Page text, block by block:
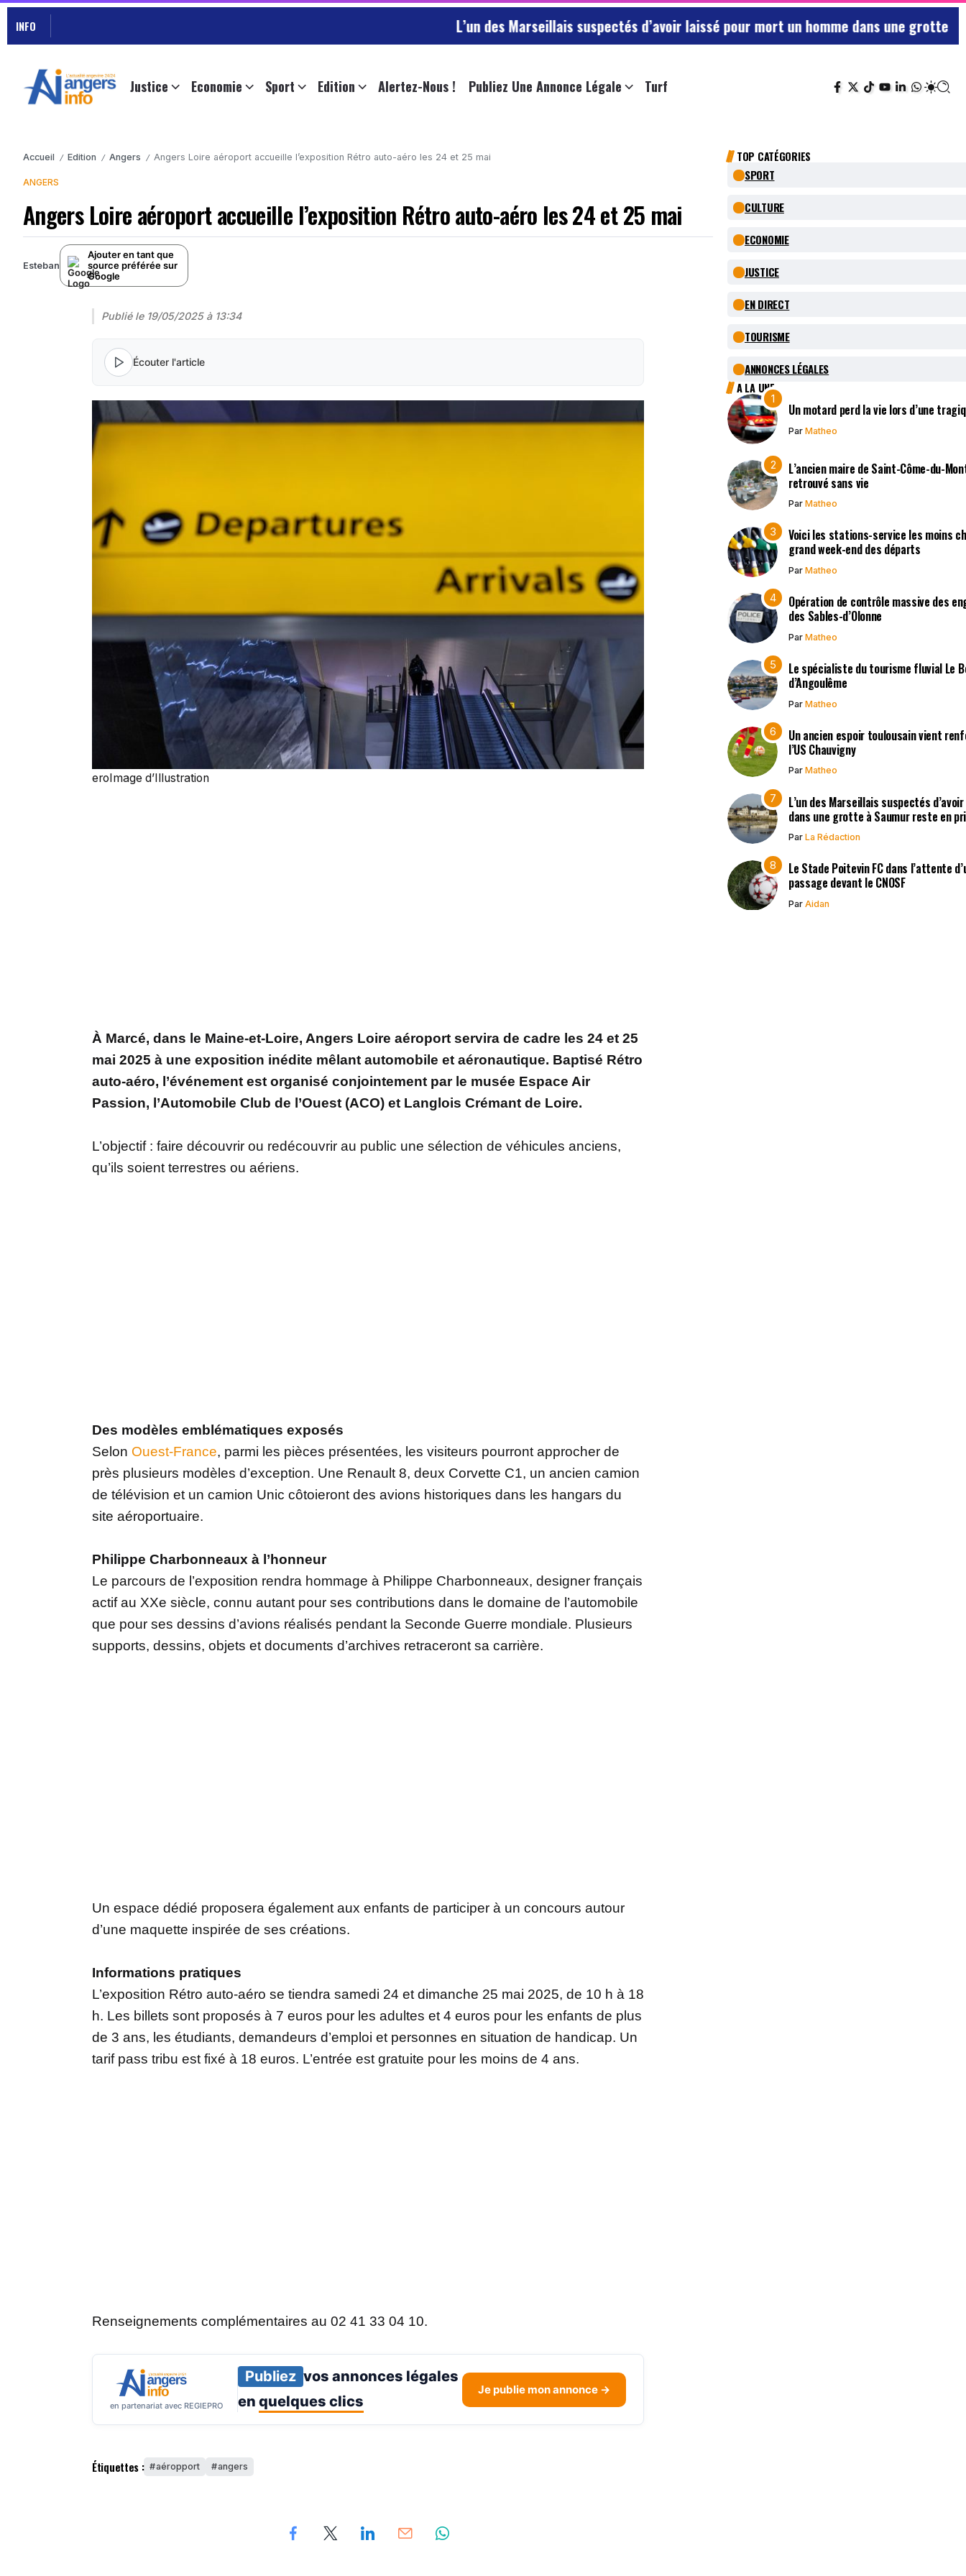
INFO L’un des Marseillais suspectés d’avoir laissé pour mort un homme dans une grotte à Saumur
Justice Economie Sport Edition Alertez-Nous ! Publiez Une Annonce Légale Turf
Accueil / Edition / Angers / Angers Loire aéroport accueille l’exposition Rétro auto-aéro les 24 et 25 mai
ANGERS
Angers Loire aéroport accueille l’exposition Rétro auto-aéro les 24 et 25 mai
Esteban
Ajouter en tant que
source préférée sur
Google
Publié le 19/05/2025 à 13:34
Écouter l'article
eroImage d’Illustration
À Marcé, dans le Maine-et-Loire, Angers Loire aéroport servira de cadre les 24 et 25
mai 2025 à une exposition inédite mêlant automobile et aéronautique. Baptisé Rétro
auto-aéro, l’événement est organisé conjointement par le musée Espace Air
Passion, l’Automobile Club de l’Ouest (ACO) et Langlois Crémant de Loire.
L’objectif : faire découvrir ou redécouvrir au public une sélection de véhicules anciens,
qu’ils soient terrestres ou aériens.
Des modèles emblématiques exposés
Selon Ouest-France, parmi les pièces présentées, les visiteurs pourront approcher de
près plusieurs modèles d’exception. Une Renault 8, deux Corvette C1, un ancien camion
de télévision et un camion Unic côtoieront des avions historiques dans les hangars du
site aéroportuaire.
Philippe Charbonneaux à l’honneur
Le parcours de l’exposition rendra hommage à Philippe Charbonneaux, designer français
actif au XXe siècle, connu autant pour ses contributions dans le domaine de l’automobile
que pour ses dessins d’avions réalisés pendant la Seconde Guerre mondiale. Plusieurs
supports, dessins, objets et documents d’archives retraceront sa carrière.
Un espace dédié proposera également aux enfants de participer à un concours autour
d’une maquette inspirée de ses créations.
Informations pratiques
L’exposition Rétro auto-aéro se tiendra samedi 24 et dimanche 25 mai 2025, de 10 h à 18
h. Les billets sont proposés à 7 euros pour les adultes et 4 euros pour les enfants de plus
de 3 ans, les étudiants, demandeurs d’emploi et personnes en situation de handicap. Un
tarif pass tribu est fixé à 18 euros. L’entrée est gratuite pour les moins de 4 ans.
Renseignements complémentaires au 02 41 33 04 10.
en partenariat avec REGIEPRO
Publiez vos annonces légales
en quelques clics
Je publie mon annonce →
Étiquettes : aéropport angers
TOP CATÉGORIES
SPORT
CULTURE
ECONOMIE
JUSTICE
EN DIRECT
TOURISME
ANNONCES LÉGALES
A LA UNE
Un motard perd la vie lors d’une
Par Matheo
L’ancien maire de Saint-Côme-du-
retrouvé sans vie
Par Matheo
Voici les stations-service les moins
grand week-end des départs
Par Matheo
Opération de contrôle massive des
des Sables-d’Olonne
Par Matheo
Le spécialiste du tourisme fluvial Le
d’Angoulême
Par Matheo
Un ancien espoir toulousain vient
l’US Chauvigny
Par Matheo
L’un des Marseillais suspectés
dans une grotte à Saumur reste en
Par La Rédaction
Le Stade Poitevin FC dans l’attente
passage devant le CNOSF
Par Aidan